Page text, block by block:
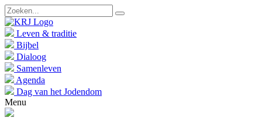
Leven & traditie
Bijbel
Dialoog
Samenleven
Agenda
Dag van het Jodendom
Menu